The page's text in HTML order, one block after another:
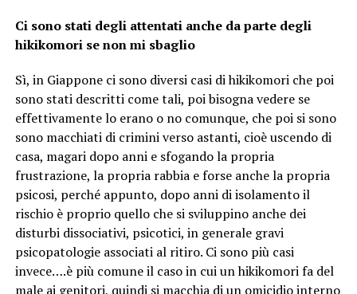
Ci sono stati degli attentati anche da parte degli
hikikomori se non mi sbaglio
Sì, in Giappone ci sono diversi casi di hikikomori che poi
sono stati descritti come tali, poi bisogna vedere se
effettivamente lo erano o no comunque, che poi si sono
sono macchiati di crimini verso astanti, cioè uscendo di
casa, magari dopo anni e sfogando la propria
frustrazione, la propria rabbia e forse anche la propria
psicosi, perché appunto, dopo anni di isolamento il
rischio è proprio quello che si sviluppino anche dei
disturbi dissociativi, psicotici, in generale gravi
psicopatologie associati al ritiro. Ci sono più casi
invece….è più comune il caso in cui un hikikomori fa del
male ai genitori, quindi si macchia di un omicidio interno